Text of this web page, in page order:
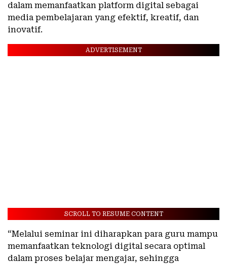
dalam memanfaatkan platform digital sebagai
media pembelajaran yang efektif, kreatif, dan
inovatif.
ADVERTISEMENT
SCROLL TO RESUME CONTENT
“Melalui seminar ini diharapkan para guru mampu
memanfaatkan teknologi digital secara optimal
dalam proses belajar mengajar, sehingga